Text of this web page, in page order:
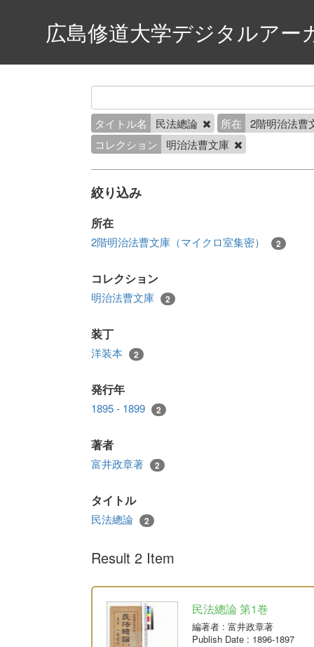
広島修道大学デジタルアー
タイトル名 民法總論 所在
2階明治法曹
コレクション
明治法曹文庫
絞り込み
所在
2階明治法曹文庫（マイクロ室集密） 2
コレクション
明治法曹文庫 2
装丁
洋装本 2
発行年
1895 - 1899 2
著者
富井政章著 2
タイトル
民法總論 2
Result 2 Item
民法總論 第1巻
編著者 : 富井政章著
Publish Date : 1896-1897